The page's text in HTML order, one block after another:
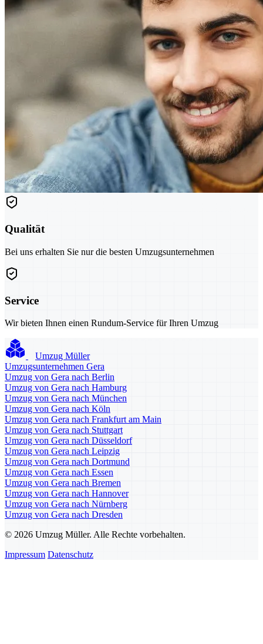
Qualität
Bei uns erhalten Sie nur die besten Umzugsunternehmen
Service
Wir bieten Ihnen einen Rundum-Service für Ihren Umzug
Umzug Müller
Umzugsunternehmen Gera
Umzug von Gera nach Berlin
Umzug von Gera nach Hamburg
Umzug von Gera nach München
Umzug von Gera nach Köln
Umzug von Gera nach Frankfurt am Main
Umzug von Gera nach Stuttgart
Umzug von Gera nach Düsseldorf
Umzug von Gera nach Leipzig
Umzug von Gera nach Dortmund
Umzug von Gera nach Essen
Umzug von Gera nach Bremen
Umzug von Gera nach Hannover
Umzug von Gera nach Nürnberg
Umzug von Gera nach Dresden
© 2026 Umzug Müller. Alle Rechte vorbehalten.
Impressum Datenschutz